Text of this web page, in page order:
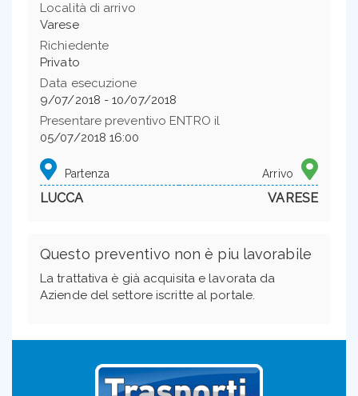
Località di arrivo
Varese
Richiedente
Privato
Data esecuzione
9/07/2018 - 10/07/2018
Presentare preventivo ENTRO il
05/07/2018 16:00
Partenza Arrivo
LUCCA VARESE
Questo preventivo non è piu lavorabile
La trattativa è già acquisita e lavorata da
Aziende del settore iscritte al portale.